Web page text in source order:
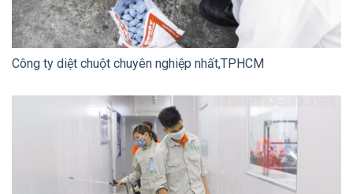
Công ty diệt chuột chuyên nghiệp nhất,TPHCM